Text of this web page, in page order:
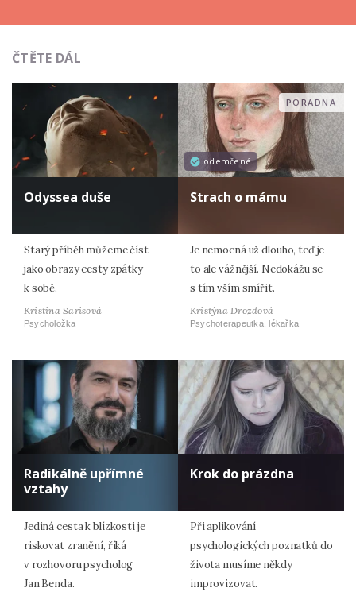
ČTĚTE DÁL
Odyssea duše
Starý příběh můžeme číst
jako obrazy cesty zpátky
k sobě.
Kristina Sarisová
Psycholožka
odemčené
PORADNA
Strach o mámu
Je nemocná už dlouho, teď je
to ale vážnější. Nedokážu se
s tím vším smířit.
Kristýna Drozdová
Psychoterapeutka, lékařka
Radikálně upřímné
vztahy
Jediná cesta k blízkosti je
riskovat zranění, říká
v rozhovoru psycholog
Jan Benda.
Krok do prázdna
Při aplikování
psychologických poznatků do
života musíme někdy
improvizovat.